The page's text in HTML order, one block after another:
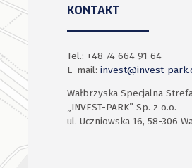
KONTAKT
Tel.: +48 74 664 91 64
E-mail:invest@invest-
Wałbrzyska Specjalna
„INVEST-PARK” Sp. z o.o.
ul. Uczniowska 16, 58-306